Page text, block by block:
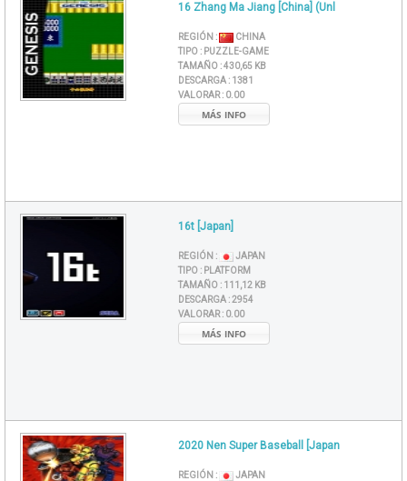
16 Zhang Ma Jiang [China] (Unl
REGIÓN :
CHINA
TIPO : PUZZLE-GAME
TAMAÑO :430,65 KB
DESCARGA : 1381
VALORAR : 0.00
MÁS INFO
16t [Japan]
REGIÓN :
JAPAN
TIPO : PLATFORM
TAMAÑO : 111,12 KB
DESCARGA :2954
VALORAR : 0.00
MÁS INFO
2020 Nen Super Baseball [Japan
REGIÓN :
JAPAN